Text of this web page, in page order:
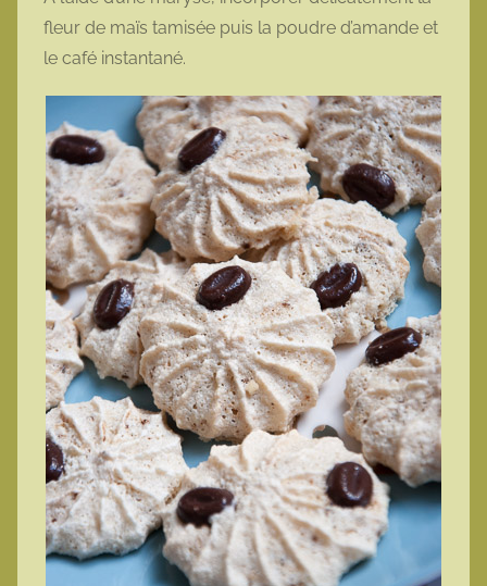
fleur de maïs tamisée puis la poudre d’amande et
le café instantané.